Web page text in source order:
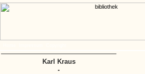
Karl Kraus
-